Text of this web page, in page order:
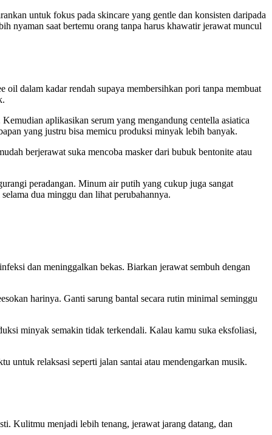
untuk fokus pada skincare yang gentle dan konsisten daripada
nyaman saat bertemu orang tanpa harus khawatir jerawat muncul
dalam kadar rendah supaya membersihkan pori tanpa membuat
aplikasikan serum yang mengandung centella asiatica
yang justru bisa memicu produksi minyak lebih banyak.
berjerawat suka mencoba masker dari bubuk bentonite atau
peradangan. Minum air putih yang cukup juga sangat
dua minggu dan lihat perubahannya.
dan meninggalkan bekas. Biarkan jerawat sembuh dengan
harinya. Ganti sarung bantal secara rutin minimal seminggu
minyak semakin tidak terkendali. Kalau kamu suka eksfoliasi,
untuk relaksasi seperti jalan santai atau mendengarkan musik.
Kulitmu menjadi lebih tenang, jerawat jarang datang, dan